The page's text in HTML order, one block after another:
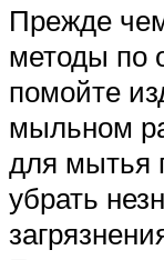
Прежде
методы по
помойте
мыльном
для мытья
убрать